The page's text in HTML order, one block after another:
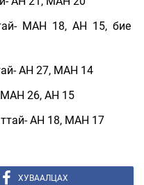
МАН 18, АН 15, бие
АН 27, МАН 14
МАН 26, АН 15
АН 18, МАН 17
ХУВААЛЦАХ